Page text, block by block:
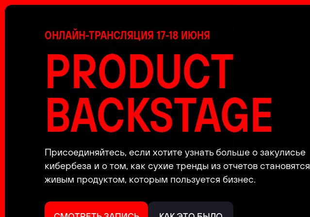
Присоединяйтесь, если хотите узнать больше о закулисье
кибербеза и о том, как сухие тренды из отчетов становятся
живым продуктом, которым пользуется бизнес.
PRODUCT
BACKSTAGE
ОНЛАЙН-ТРАНСЛЯЦИЯ 17-18 ИЮНЯ